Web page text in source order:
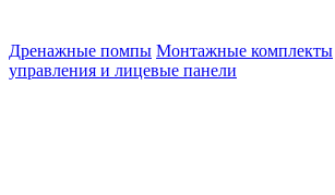
Дренажные помпы Монтажные комплекты
управления и лицевые панели